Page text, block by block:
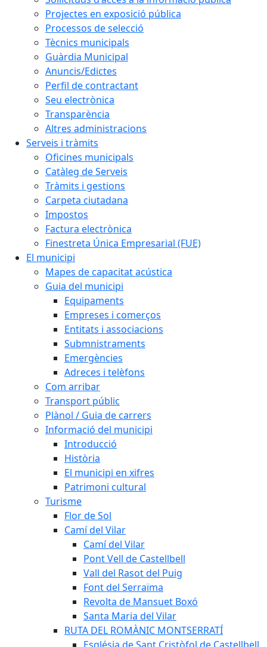
Projectes en exposició pública
Processos de selecció
Tècnics municipals
Guàrdia Municipal
Anuncis/Edictes
Perfil de contractant
Seu electrònica
Transparència
Altres administracions
Serveis i tràmits
Oficines municipals
Catàleg de Serveis
Tràmits i gestions
Carpeta ciutadana
Impostos
Factura electrònica
Finestreta Única Empresarial (FUE)
El municipi
Mapes de capacitat acústica
Guia del municipi
Equipaments
Empreses i comerços
Entitats i associacions
Submnistraments
Emergències
Adreces i telèfons
Com arribar
Transport públic
Plànol / Guia de carrers
Informació del municipi
Introducció
Història
El municipi en xifres
Patrimoni cultural
Turisme
Flor de Sol
Camí del Vilar
Camí del Vilar
Pont Vell de Castellbell
Vall del Rasot del Puig
Font del Serraïma
Revolta de Mansuet Boxó
Santa Maria del Vilar
RUTA DEL ROMÀNIC MONTSERRATÍ